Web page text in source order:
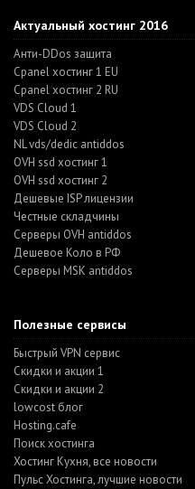
Актуальный хостинг 2016
Анти-DDos защита
Cpanel хостинг 1 EU
Cpanel хостинг 2 RU
VDS Cloud 1
VDS Cloud 2
NL vds/dedic antiddos
OVH ssd хостинг 1
OVH ssd хостинг 2
Дешевые ISP лицензии
Честные складчины
Серверы OVH antiddos
Дешевое Коло в РФ
Серверы MSK antiddos
Полезные сервисы
Быстрый VPN сервис
Скидки и акции 1
Скидки и акции 2
lowcost блог
Hosting.cafe
Поиск хостинга
Хостинг Кухня, все новости
Пульс Хостинга, лучшие новости